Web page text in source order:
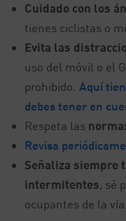
Cuidado con los
tienes ciclistas o
Evita las
uso del móvil o el
prohibido. Aquí
debes tener en
Respeta las
Revisa
Señaliza siempre
intermitentes, sé
ocupantes de la vía.